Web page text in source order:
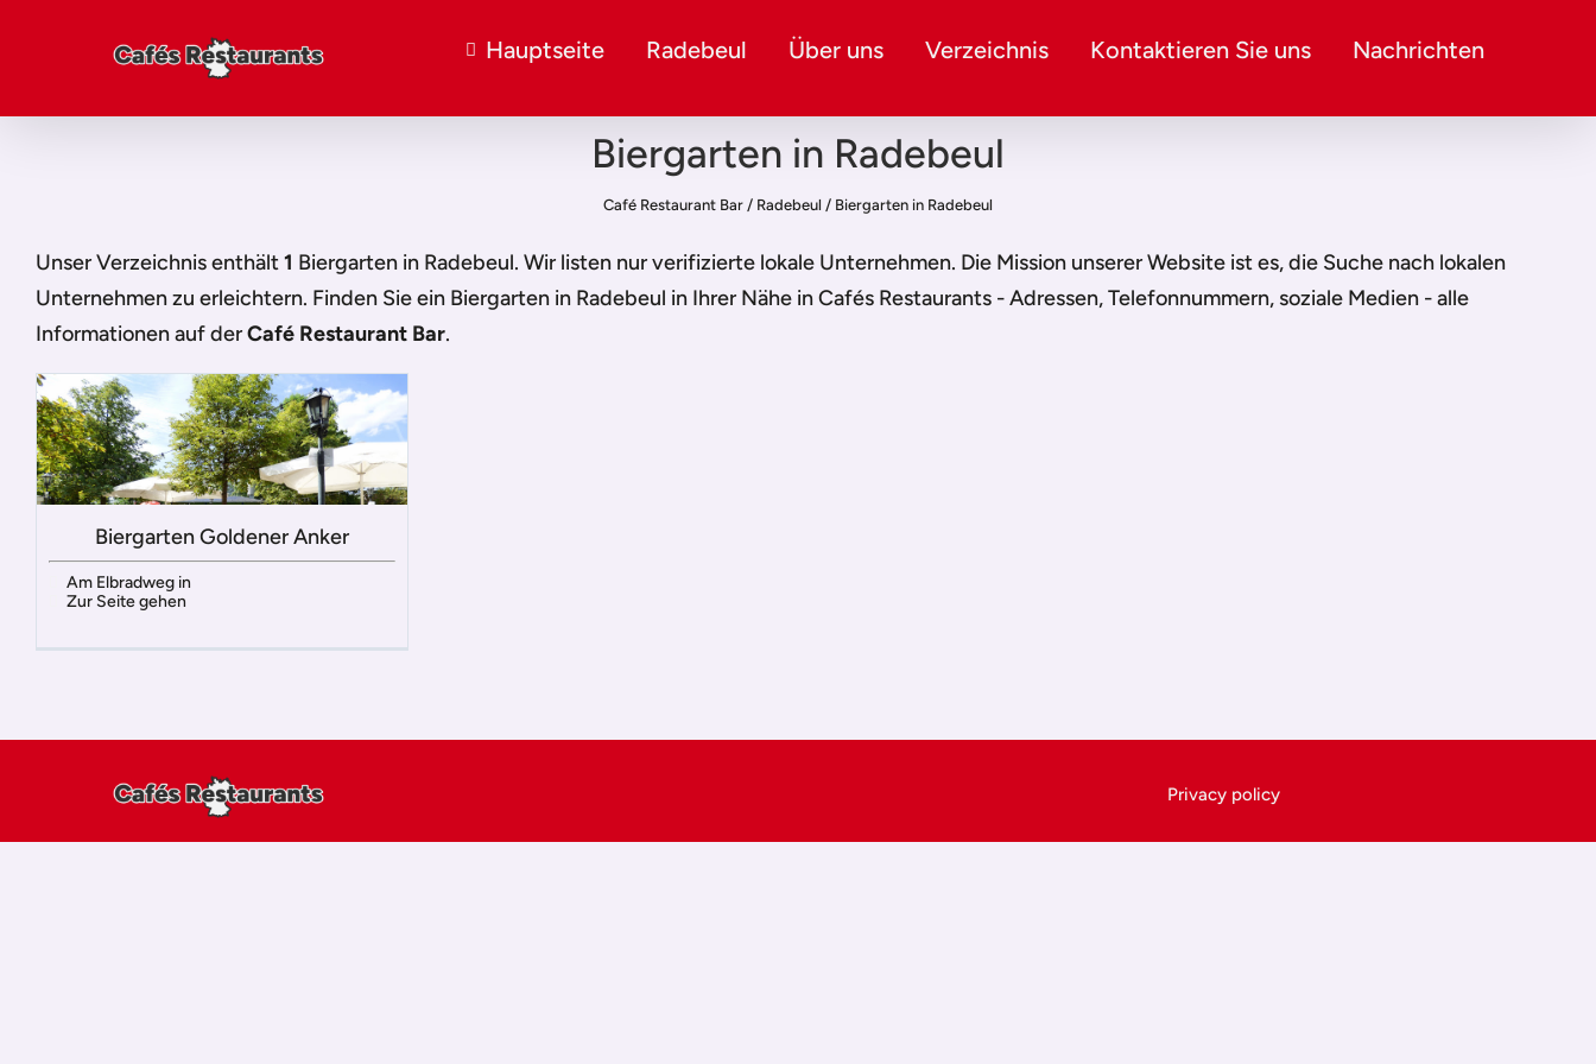
Hauptseite Radebeul Über uns Verzeichnis Kontaktieren Sie uns Nachrichten
Biergarten in Radebeul
Café Restaurant Bar / Radebeul / Biergarten in Radebeul
Unser Verzeichnis enthält1 Biergarten in Radebeul. Wir listen nur verifizierte lokale Unternehmen. Die Mission unserer Website ist es, die Suche nach lokalen
Unternehmen zu erleichtern. Finden Sie ein Biergarten in Radebeul in Ihrer Nähe in Cafés Restaurants - Adressen, Telefonnummern, soziale Medien - alle
Informationen auf derCafé Restaurant Bar.
Biergarten Goldener Anker
Am Elbradweg in
Zur Seite gehen
Privacy policy